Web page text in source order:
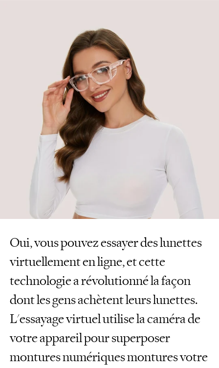
Oui, vous pouvez essayer des lunettes
virtuellement en ligne, et cette
technologie a révolutionné la façon
dont les gens achètent leurs lunettes.
L'essayage virtuel utilise la caméra de
votre appareil pour superposer
montures numériques montures votre